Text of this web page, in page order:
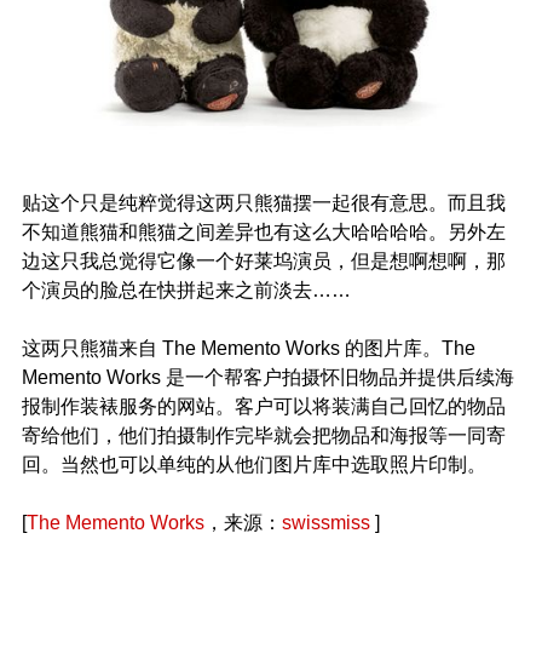
贴这个只是纯粹觉得这两只熊猫摆一起很有意思。而且我
不知道熊猫和熊猫之间差异也有这么大哈哈哈哈。另外左
边这只我总觉得它像一个好莱坞演员，但是想啊想啊，那
个演员的脸总在快拼起来之前淡去……
这两只熊猫来自 The Memento Works 的图片库。The
Memento Works 是一个帮客户拍摄怀旧物品并提供后续海
报制作装裱服务的网站。客户可以将装满自己回忆的物品
寄给他们，他们拍摄制作完毕就会把物品和海报等一同寄
回。当然也可以单纯的从他们图片库中选取照片印制。
[The Memento Works，来源： swissmiss ]